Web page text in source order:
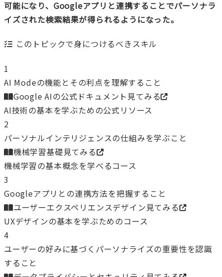
可能になり、Googleアプリと連携することでパーソナラ
イズされた検索結果が得られるようになった。
このトピックで身につけるべきスキル
1
AI Modeの機能とその利点を理解すること
Google AIの公式ドキュメント 見てみる
AI技術の基本を学ぶための公式リソース
2
パーソナルインテリジェンスの仕組みを学ぶこと
機械学習基礎 見てみる
機械学習の基本概念を学べるコース
3
Googleアプリとの連携方法を把握すること
ユーザーエクスペリエンスデザイン 見てみる
UXデザインの基本を学ぶためのコース
4
ユーザーの好みに基づくパーソナライズの重要性を認識
すること